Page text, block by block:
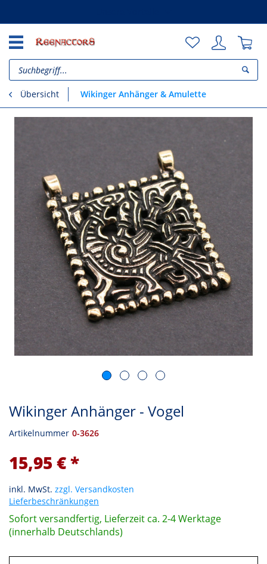
Übersicht Wikinger Anhänger & Amulette
Wikinger Anhänger - Vogel
Artikelnummer 0-3626
15,95 € *
inkl. MwSt. zzgl. Versandkosten
Lieferbeschränkungen
Sofort versandfertig, Lieferzeit ca. 2-4 Werktage
(innerhalb Deutschlands)